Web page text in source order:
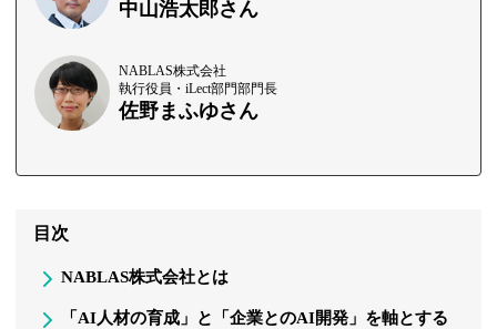
中山浩太郎さん
NABLAS株式会社
執行役員・iLect部門部門長
佐野まふゆさん
目次
NABLAS株式会社とは
「AI人材の育成」と「企業とのAI開発」を軸とする